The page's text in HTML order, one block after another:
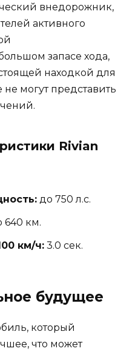
внедорожник,
активного
запасе хода,
находкой для
могут представить
Rivian
до 750 л.с.
640 км.
км/ч: 3.0 сек.
будущее
который
что может